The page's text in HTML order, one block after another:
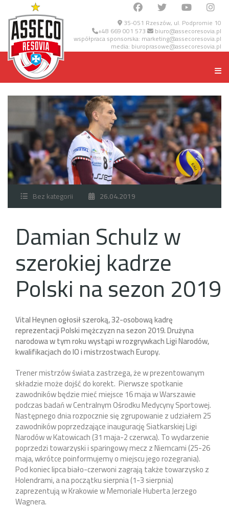
35-051 Rzeszów, ul. Podpromie 10
+48 669 001 573 biuro@assecoresovia.pl
współpraca sponsorska: marketing@assecoresovia.pl
media: biuroprasowe@assecoresovia.pl
Bez kategorii 26.04.2019
Damian Schulz w
szerokiej kadrze
Polski na sezon 2019
Vital Heynen ogłosił szeroką, 32-osobową kadrę
reprezentacji Polski mężczyzn na sezon 2019. Drużyna
narodowa w tym roku wystąpi w rozgrywkach Ligi Narodów,
kwalifikacjach do IO i mistrzostwach Europy.
Trener mistrzów świata zastrzega, że w prezentowanym
składzie może dojść do korekt. Pierwsze spotkanie
zawodników będzie mieć miejsce 16 maja w Warszawie
podczas badań w Centralnym Ośrodku Medycyny Sportowej.
Następnego dnia rozpocznie się zgrupowanie z udziałem 25
zawodników poprzedzające inaugurację Siatkarskiej Ligi
Narodów w Katowicach (31 maja-2 czerwca). To wydarzenie
poprzedzi towarzyski i sparingowy mecz z Niemcami (25-26
maja, wkrótce poinformujemy o miejscu jego rozegrania).
Pod koniec lipca biało-czerwoni zagrają także towarzysko z
Holendrami, a na początku sierpnia (1-3 sierpnia)
zaprezentują w Krakowie w Memoriale Huberta Jerzego
Wagnera.